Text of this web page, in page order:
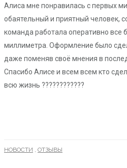
Алиса мне понравилась с первых
обаятельный и приятный человек,
команда работала оперативно все
миллиметра. Оформление было
даже поменяв своё мнения в
Спасибо Алисе и всем всем кто
всю жизнь ????????????
НОВОСТИ ОТЗЫВЫ